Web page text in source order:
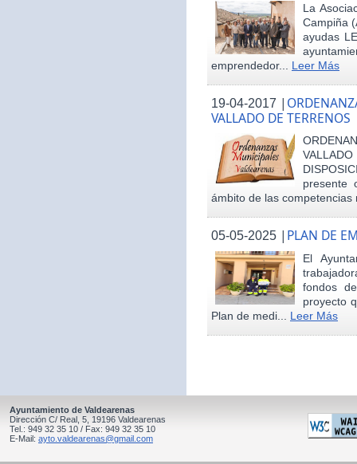
La
Campiña
ayudas
emprendedor... Leer Más
19-04-2017 |
VALLADO DE TERRENOS
presente
ámbito de las
05-05-2025 | PLAN DE
El
fondos
proyecto
Plan de medi... Leer Más
Ayuntamiento de Valdearenas
Dirección C/ Real, 5, 19196 Valdearenas
Tel.: 949 32 35 10 / Fax: 949 32 35 10
E-Mail: ayto.valdearenas@gmail.com